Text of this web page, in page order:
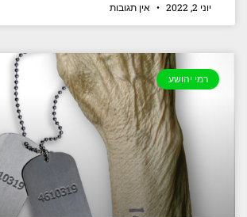
יוני 2, 2022 אין תגובות
רמי יהושע